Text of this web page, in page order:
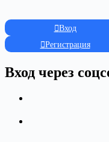
Вход
Регистрация
Вход через